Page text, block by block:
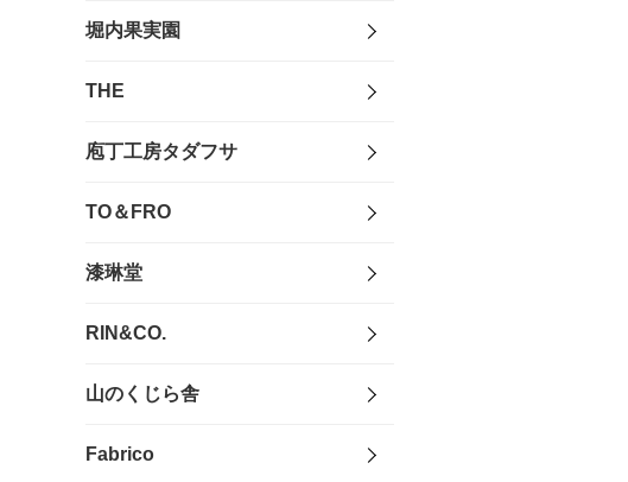
堀内果実園
THE
庖丁工房タダフサ
TO＆FRO
漆琳堂
RIN&CO.
山のくじら舎
Fabrico